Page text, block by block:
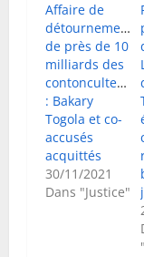
Affaire de
détournement
de près de 10
milliards des
contonculteurs
: Bakary
Togola et co-
accusés
acquittés
30/11/2021
Dans "Justice"